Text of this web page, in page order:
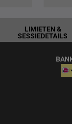
LIMIETEN &
SESSIEDETAILS